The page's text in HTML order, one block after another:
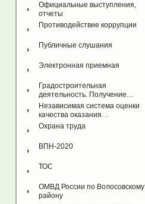
Официальные выступления,
отчеты
Противодействие коррупции
Публичные слушания
Электронная приемная
Градостроительная
деятельность. Получение…
Независимая система оценки
качества оказания…
Охрана труда
ВПН-2020
ТОС
ОМВД России по Волосовскому
району